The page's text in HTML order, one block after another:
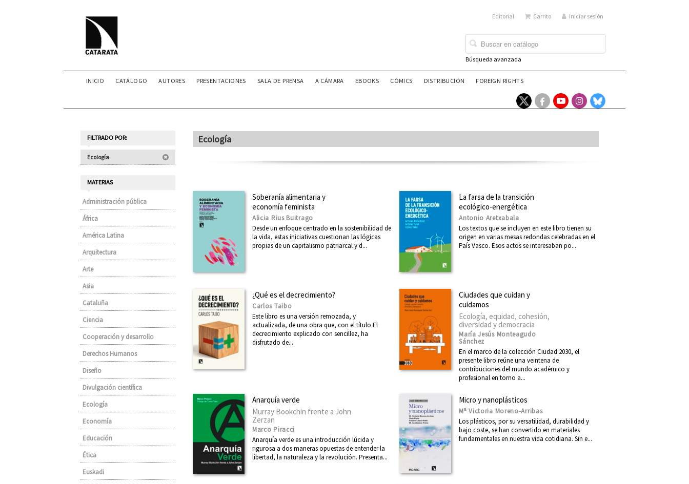
Editorial Carrito Iniciar sesión
Búsqueda avanzada
INICIO CATÁLOGO AUTORES PRESENTACIONES SALA DE PRENSA A CÁMARA EBOOKS CÓMICS DISTRIBUCIÓN FOREIGN RIGHTS
FILTRADO POR:
Ecología
MATERIAS
Administración pública
África
América Latina
Arquitectura
Arte
Asia
Cataluña
Ciencia
Cooperación y desarrollo
Derechos Humanos
Diseño
Divulgación científica
Ecología
Economía
Educación
Ética
Euskadi
Ecología
Soberanía alimentaria y
economía feminista
Alicia Rius Buitrago
Desde un enfoque centrado en la sostenibilidad de
la vida, estas iniciativas cuestionan las lógicas
propias de un capitalismo patriarcal y d...
La farsa de la transición
ecológico-energética
Antonio Aretxabala
Los textos que se incluyen en este libro tienen su
origen en varias mesas redondas celebradas en el
País Vasco. Esos actos se interesaban po...
¿Qué es el decrecimiento?
Carlos Taibo
Este libro es una versión remozada, y
actualizada, de una obra que, con el título El
decrecimiento explicado con sencillez, ha
disfrutado de...
Ciudades que cuidan y
cuidamos
Ecología, equidad, cohesión,
diversidad y democracia
María Jesús Monteagudo
Sánchez
En el marco de la colección Ciudad 2030, el
presente libro reúne una veintena de
contribuciones del mundo académico y
profesional en torno a...
Anarquía verde
Murray Bookchin frente a John
Zerzan
Marco Piracci
Anarquía verde es una introducción lúcida y
rigurosa a dos maneras opuestas de entender la
libertad, la naturaleza y la revolución. Presenta...
Micro y nanoplásticos
Mª Victoria Moreno-Arribas
Los plásticos, por su versatilidad, durabilidad y
bajo coste, se han convertido en materiales
fundamentales en nuestra vida cotidiana. Sin e...